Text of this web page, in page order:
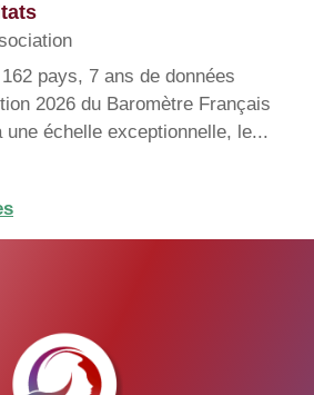
pays, 7 ans de données
2026 du Baromètre Français
une échelle exceptionnelle, le...